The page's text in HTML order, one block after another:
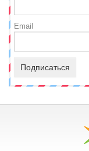
Email
Подписаться